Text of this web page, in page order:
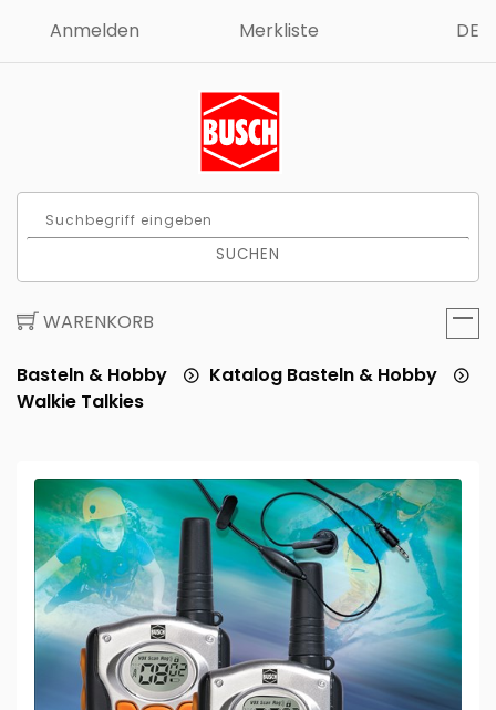
Anmelden Merkliste DE
SUCHEN
WARENKORB
Basteln & Hobby
Katalog Basteln & Hobby
Walkie Talkies